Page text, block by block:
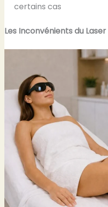
certains cas
Les Inconvénients du Laser